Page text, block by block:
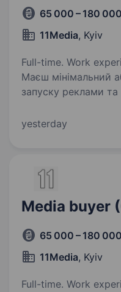
65 000 – 180
11Media, Kyiv
Full-time. Work
Маєш мінімальний
запуску реклами
на медіабаїнгу?
yesterday
Media buyer
65 000 – 180
11Media, Kyiv
Full-time. Work